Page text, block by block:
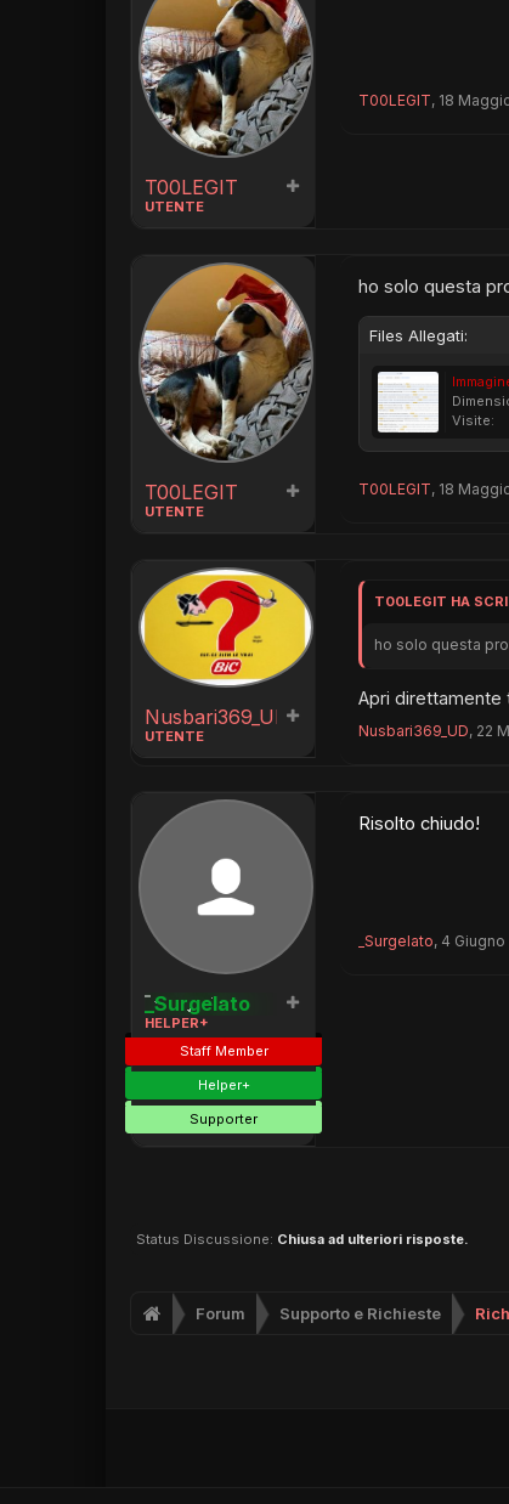
T00LEGIT
UTENTE
T00LEGIT, 18
T00LEGIT
UTENTE
ho solo questa
Files Allegati:
Visite:
T00LEGIT, 18
Nusbari369_UD
UTENTE
T00LEGIT HA
ho solo questa
Apri direttamente
Nusbari369_UD, 22
_Surgelato
HELPER+
Staff Member
Helper+
Supporter
Risolto chiudo!
_Surgelato, 4 Giugno
Status Discussione: Chiusa ad ulteriori risposte.
Forum Supporto e Richieste